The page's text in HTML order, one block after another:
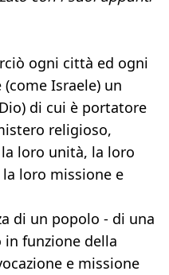
ogni città ed ogni
Israele) un
di cui è portatore
religioso,
loro unità, la loro
loro missione e
di un popolo - di una
in funzione della
e missione